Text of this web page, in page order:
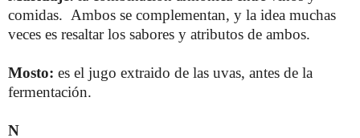
comidas. Ambos se complementan, y la idea muchas
veces es resaltar los sabores y atributos de ambos.
Mosto: es el jugo extraido de las uvas, antes de la
fermentación.
N